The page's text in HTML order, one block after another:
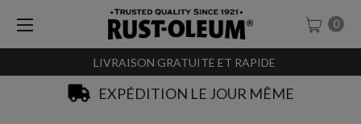
LIVRAISON GRATUITE ET RAPIDE
0
EXPÉDITION LE JOUR MÊME